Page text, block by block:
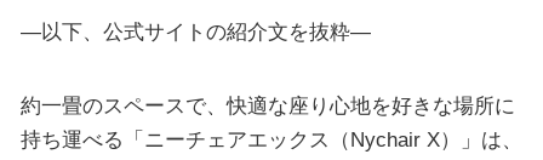
—以下、公式サイトの紹介文を抜粋—
約一畳のスペースで、快適な座り心地を好きな場所に
持ち運べる「ニーチェアエックス（Nychair X）」は、